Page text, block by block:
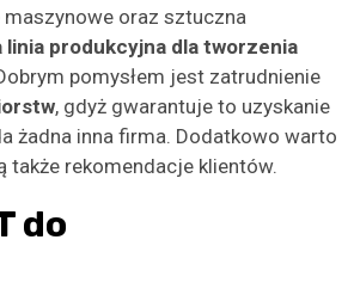
oraz sztuczna
linia produkcyjna dla tworzenia
pomysłem jest zatrudnienie
, gdyż gwarantuje to uzyskanie
żadna inna firma. Dodatkowo warto
także rekomendacje klientów.
do